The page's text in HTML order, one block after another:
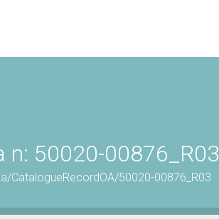
50020-00876_R03
50020-00876_R03